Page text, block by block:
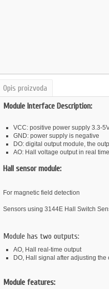
Opis proizvoda
Module Interface Description:
VCC: positive power supply 3.3-
GND: power supply is negative
DO: digital output module, the
AO: Hall voltage output in real
Hall sensor module:
For magnetic field detection
Sensors using 3144E Hall Switch
Module has two outputs:
AO, Hall real-time output
DO, Hall signal after adjusting
Module features: